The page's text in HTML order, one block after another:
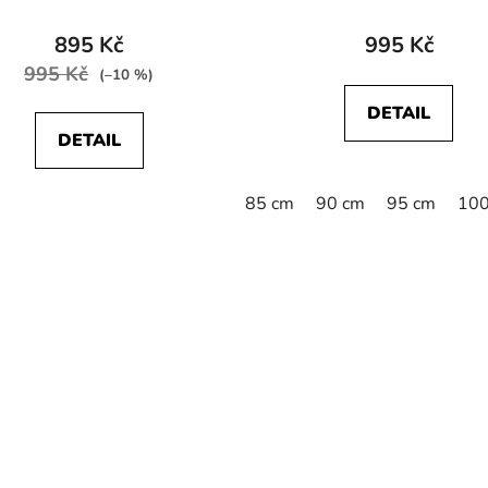
895 Kč
995 Kč (–10 %)
DETAIL
995 Kč
DETAIL
85 cm 90 cm 95 cm